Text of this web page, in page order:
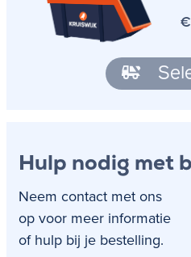
€
Hulp nodig met
Neem contact met ons
op voor meer informatie
of hulp bij je bestelling.